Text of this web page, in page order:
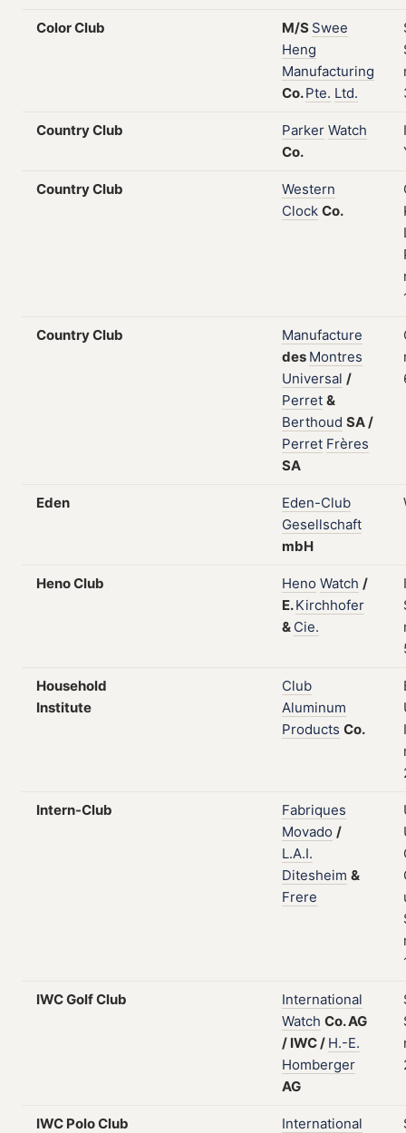
Color Club M/S Swee
Heng
Manufacturing
Co.Pte. Ltd.
Country Club Parker Watch
Co.
Country Club
Western
Clock Co.
Country Club
Manufacture
des Montres
Universal /
Perret &
Berthoud SA/
Perret Frères
SA
Eden
Eden-Club
Gesellschaft
mbH
Heno Club Heno Watch /
E.Kirchhofer
& Cie.
Household
Institute
Club
Aluminum
Products Co.
Intern-Club
Fabriques
Movado /
L.A.I.
Ditesheim &
Frere
IWC Golf Club
International
Watch Co.AG
/ IWC/ H.-E.
Homberger
AG
IWC Polo Club
International